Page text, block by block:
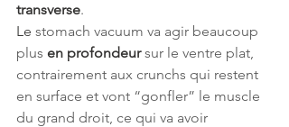
transverse.
Le stomach vacuum va agir beaucoup
plus en profondeur sur le ventre plat,
contrairement aux crunchs qui restent
en surface et vont “gonfler” le muscle
du grand droit, ce qui va avoir